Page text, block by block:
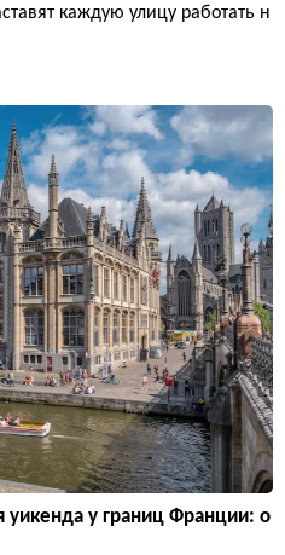
каждую улицу работать н
у границ Франции: о